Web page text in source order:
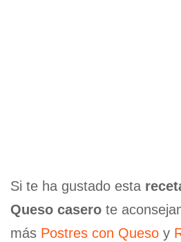
Si te ha gustado esta
Queso casero te
más Postres con Queso y